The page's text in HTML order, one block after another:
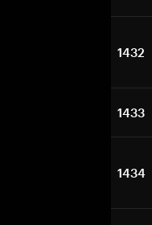
1432
1433
1434